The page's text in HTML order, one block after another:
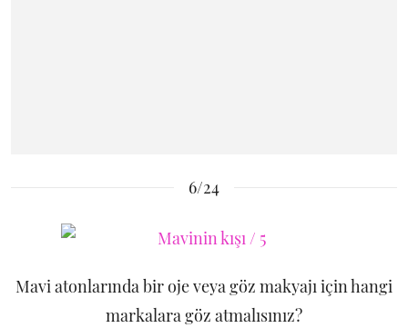
6/24
Mavi atonlarında bir oje veya göz makyajı için hangi
markalara göz atmalısınız?